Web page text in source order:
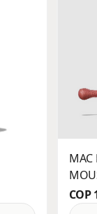
MAC
COP